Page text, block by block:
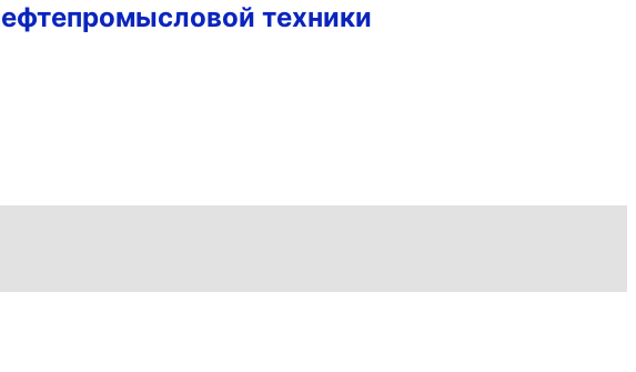
техники